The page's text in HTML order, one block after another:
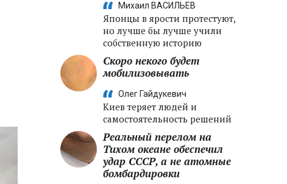
Михаил ВАСИЛЬЕВ
Японцы в ярости протестуют,
но лучше бы лучше учили
собственную историю
Скоро некого будет
мобилизовывать
Олег Гайдукевич
Киев теряет людей и
самостоятельность решений
Реальный перелом на
Тихом океане обеспечил
удар СССР, а не атомные
бомбардировки